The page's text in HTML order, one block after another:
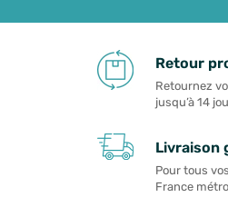
Retour
Retournez
jusqu’à 14
Livraison
Pour tous
France